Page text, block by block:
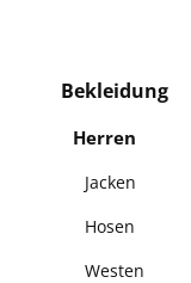
Bekleidung
Herren
Jacken
Hosen
Westen